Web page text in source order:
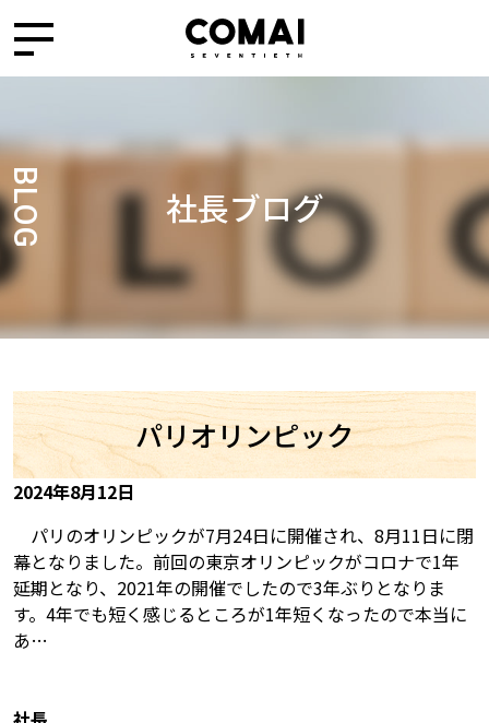
BLOG 社長ブログ
パリオリンピック
2024年8月12日
パリのオリンピックが7月24日に開催され、8月11日に閉
幕となりました。前回の東京オリンピックがコロナで1年
延期となり、2021年の開催でしたので3年ぶりとなりま
す。4年でも短く感じるところが1年短くなったので本当に
あ…